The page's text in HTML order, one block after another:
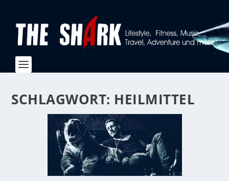
SCHLAGWORT: HEILMITTEL